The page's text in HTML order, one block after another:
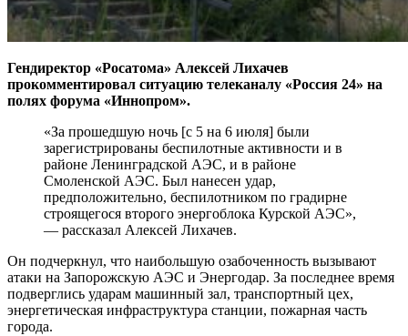
Гендиректор «Росатома» Алексей Лихачев
прокомментировал ситуацию телеканалу «Россия 24» на
полях форума «Иннопром».
«За прошедшую ночь [с 5 на 6 июля] были
зарегистрированы беспилотные активности и в
районе Ленинградской АЭС, и в районе
Смоленской АЭС. Был нанесен удар,
предположительно, беспилотником по градирне
строящегося второго энергоблока Курской АЭС»,
— рассказал Алексей Лихачев.
Он подчеркнул, что наибольшую озабоченность вызывают
атаки на Запорожскую АЭС и Энергодар. За последнее время
подверглись ударам машинный зал, транспортный цех,
энергетическая инфраструктура станции, пожарная часть
города.